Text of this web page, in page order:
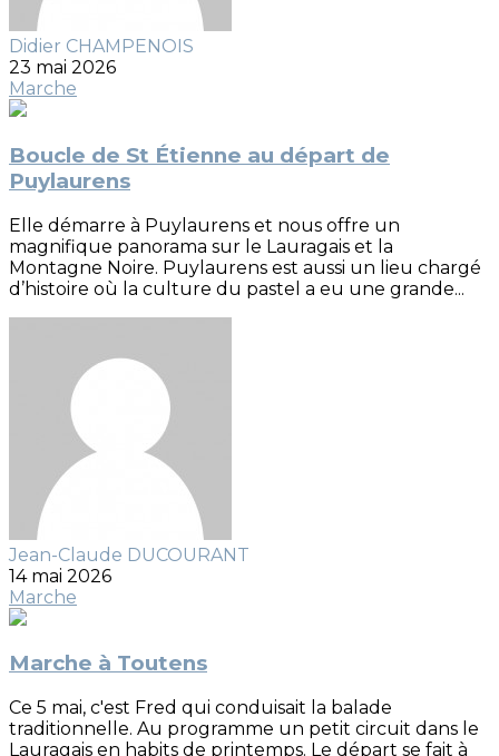
Didier CHAMPENOIS
23 mai 2026
Marche
Boucle de St Étienne au départ de
Puylaurens
Elle démarre à Puylaurens et nous offre un
magnifique panorama sur le Lauragais et la
Montagne Noire. Puylaurens est aussi un lieu chargé
d’histoire où la culture du pastel a eu une grande...
Jean-Claude DUCOURANT
14 mai 2026
Marche
Marche à Toutens
Ce 5 mai, c'est Fred qui conduisait la balade
traditionnelle. Au programme un petit circuit dans le
Lauragais en habits de printemps. Le départ se fait à